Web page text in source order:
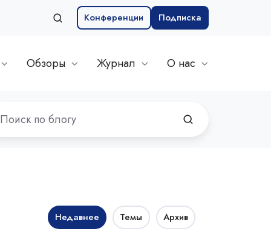
Конференции Подписка
Обзоры Журнал О нас
Недавнее Темы Архив